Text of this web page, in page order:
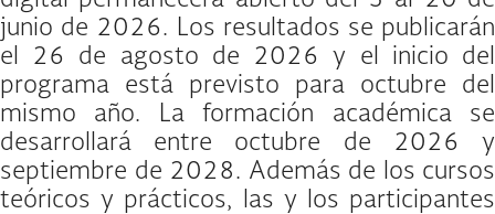
junio de 2026. Los resultados se publicarán
el 26 de agosto de 2026 y el inicio del
programa está previsto para octubre del
mismo año. La formación académica se
desarrollará entre octubre de 2026 y
septiembre de 2028. Además de los cursos
teóricos y prácticos, las y los participantes